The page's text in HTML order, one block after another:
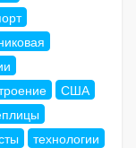
США
технологии